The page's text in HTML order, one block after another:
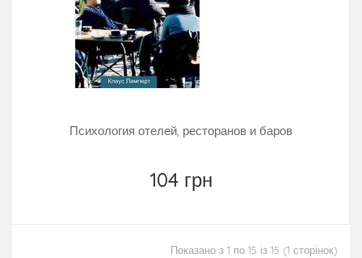
Психология отелей, ресторанов и баров
104 грн
Показано з 1 по 15 із 15 (1 сторінок)